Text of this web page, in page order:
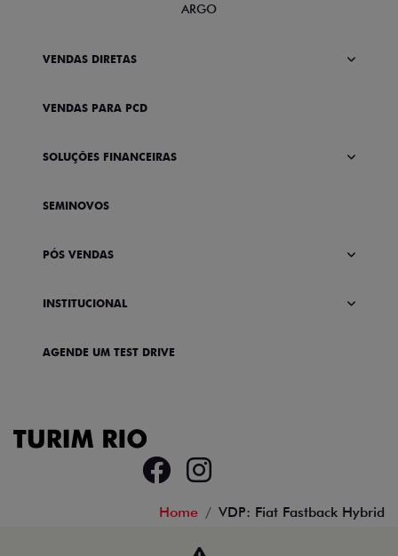
ARGO
VENDAS DIRETAS
VENDAS PARA PCD
SOLUÇÕES FINANCEIRAS
SEMINOVOS
PÓS VENDAS
INSTITUCIONAL
AGENDE UM TEST DRIVE
Home VDP: Fiat Fastback Hybrid